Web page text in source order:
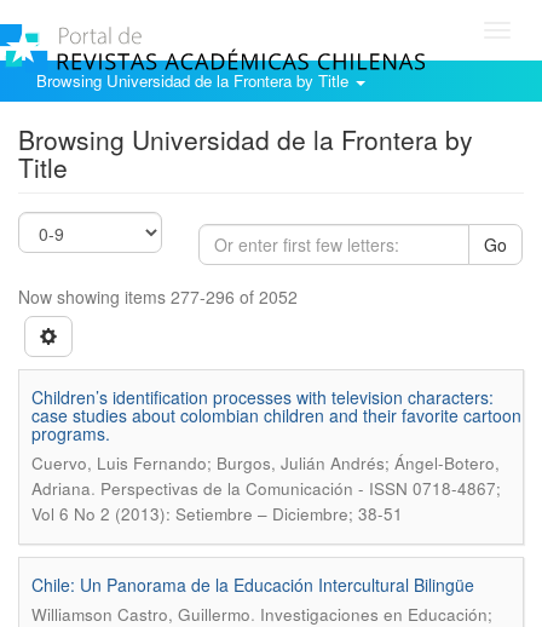
Browsing Universidad de la Frontera by Title
Browsing Universidad de la Frontera by
Title
Go
Now showing items 277-296 of 2052
Children’s identification processes with television characters:
case studies about colombian children and their favorite cartoon
programs.
Cuervo, Luis Fernando; Burgos, Julián Andrés; Ángel-Botero,
Adriana. Perspectivas de la Comunicación - ISSN 0718-4867;
Vol 6 No 2 (2013): Setiembre – Diciembre; 38-51
Chile: Un Panorama de la Educación Intercultural Bilingüe
Williamson Castro, Guillermo. Investigaciones en Educación;